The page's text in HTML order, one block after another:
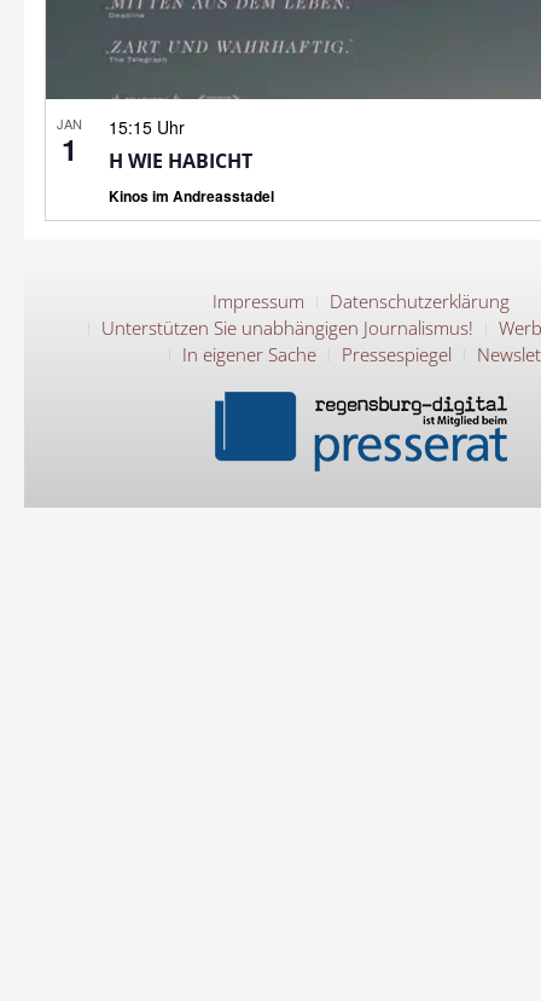
JAN
1
15:15 Uhr
H WIE HABICHT
Kinos im Andreasstadel
Impressum
Datenschutzerklärung
Unterstützen Sie unabhängigen Journalismus!
In eigener Sache
Pressespiegel